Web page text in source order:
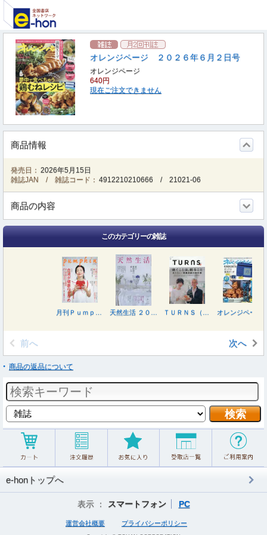
オレンジページ ２０２６年６月２日号
オレンジページ
640円
現在ご注文できません
商品情報
発売日： 2026年5月15日
雑誌JAN / 雑誌コード： 4912210210666 /21021-06
商品の内容
このカテゴリーの雑誌
前へ 次へ
商品の返品について
e-honトップへ
表示 ： スマートフォン PC
運営会社概要 プライバシーポリシー